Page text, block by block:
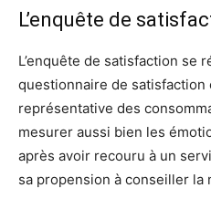
L’enquête de
L’enquête de satisfaction se
questionnaire de satisfaction
représentative des
mesurer aussi bien les
après avoir recouru à un
sa propension à conseiller la